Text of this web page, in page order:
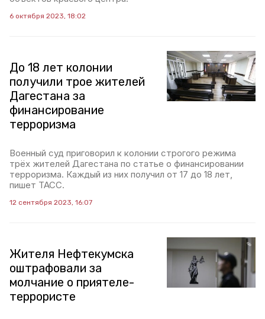
6 октября 2023, 18:02
До 18 лет колонии
получили трое жителей
Дагестана за
финансирование
терроризма
Военный суд приговорил к колонии строгого режима
трёх жителей Дагестана по статье о финансировании
терроризма. Каждый из них получил от 17 до 18 лет,
пишет ТАСС.
12 сентября 2023, 16:07
Жителя Нефтекумска
оштрафовали за
молчание о приятеле-
террористе